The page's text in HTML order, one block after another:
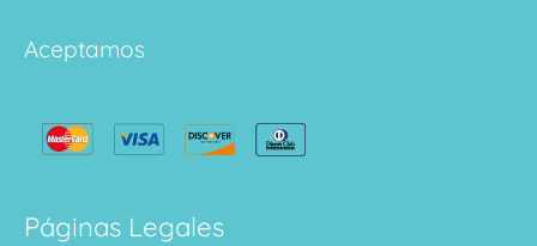
Aceptamos
Páginas Legales